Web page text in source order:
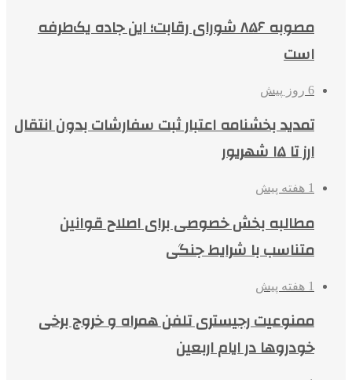
مصوبه ۸۵۶ شورای رقابت؛ این جاده یک‌طرفه
است
6 روز پیش
تمدید بخشنامه اعتبار ثبت سفارشات بدون انتقال
ارز تا ۱۵ شهریور
1 هفته پیش
مطالبه بخش خصوصی برای اصلاح قوانین
متناسب با شرایط جنگی
1 هفته پیش
ممنوعیت رجیستری تلفن همراه و خروج برخی
خودروها در ایام اربعین